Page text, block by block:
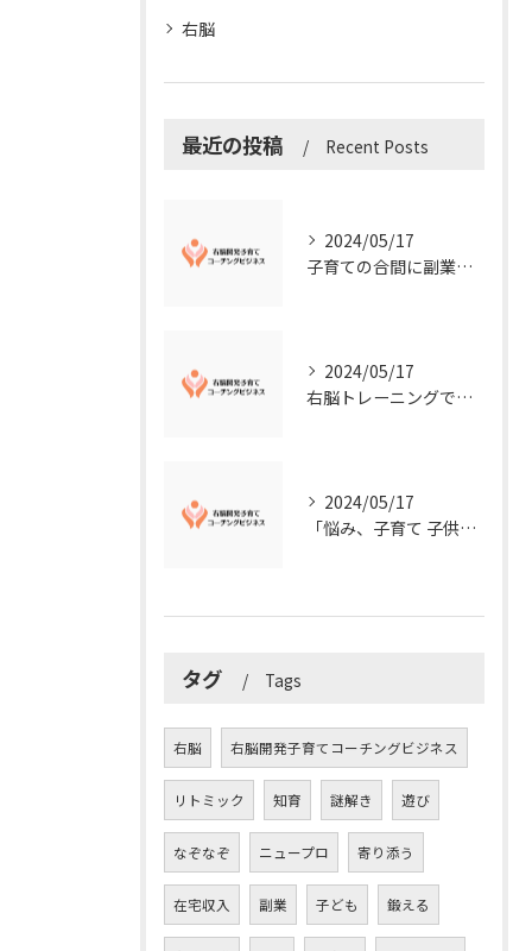
右脳
最近の投稿 Recent Posts
2024/05/17
子育ての合間に副業コーチングで収入アップ！右脳開発子育てコーチングビジネスの可能性とは？
2024/05/17
右脳トレーニングで視覚的センスを磨こう！
2024/05/17
「悩み、子育て 子供の発達」を解決する右脳開発子育てコーチングビジネス業界の魅力とは？
タグ Tags
右脳 右脳開発子育てコーチングビジネス
リトミック 知育 謎解き 遊び
なぞなぞ ニュープロ 寄り添う
在宅収入 副業 子ども 鍛える